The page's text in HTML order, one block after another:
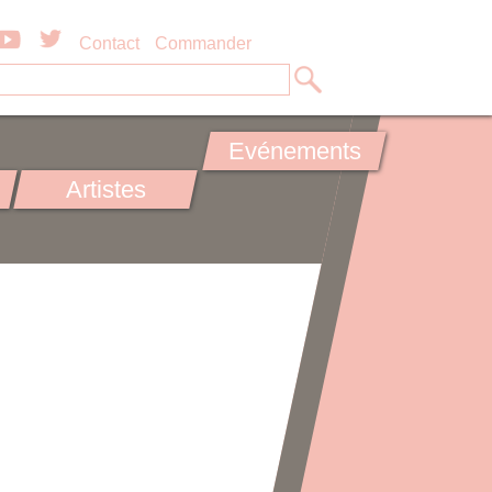
Contact Commander
Artistes
Evénements